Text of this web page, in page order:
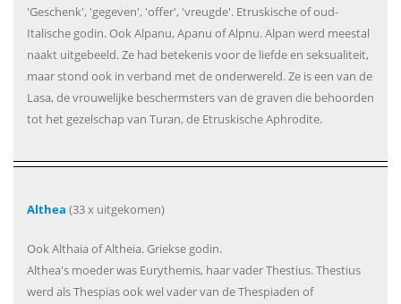
'Geschenk', 'gegeven', 'offer', 'vreugde'. Etruskische of oud-
Italische godin. Ook Alpanu, Apanu of Alpnu. Alpan werd meestal
naakt uitgebeeld. Ze had betekenis voor de liefde en seksualiteit,
maar stond ook in verband met de onderwereld. Ze is een van de
Lasa, de vrouwelijke beschermsters van de graven die behoorden
tot het gezelschap van Turan, de Etruskische Aphrodite.
Althea (33 x uitgekomen)
Ook Althaia of Altheia. Griekse godin.
Althea's moeder was Eurythemis, haar vader Thestius. Thestius
werd als Thespias ook wel vader van de Thespiaden of